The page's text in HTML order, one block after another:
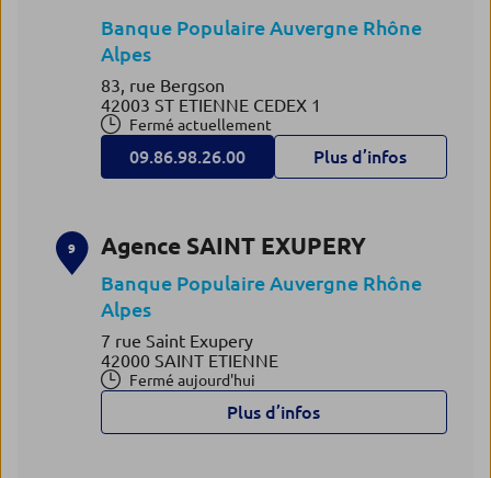
Banque Populaire Auvergne Rhône
Alpes
83, rue Bergson
42003 ST ETIENNE CEDEX 1
Fermé actuellement
09.86.98.26.00 Plus d’infos
9 Agence SAINT EXUPERY
Banque Populaire Auvergne Rhône
Alpes
7 rue Saint Exupery
42000 SAINT ETIENNE
Fermé aujourd'hui
Plus d’infos